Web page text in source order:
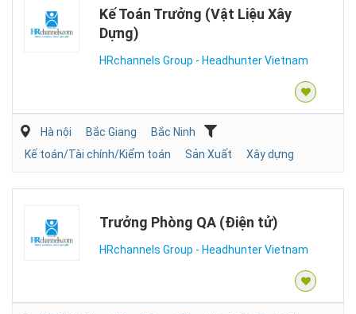
Kế Toán Trưởng (Vật Liệu Xây
Dựng)
HRchannels Group - Headhunter Vietnam
Hà nội Bắc Giang
Bắc Ninh
Kế toán/Tài chính/Kiểm toán
Sản Xuất Xây dựng
Trưởng Phòng QA (Điện tử)
HRchannels Group - Headhunter Vietnam